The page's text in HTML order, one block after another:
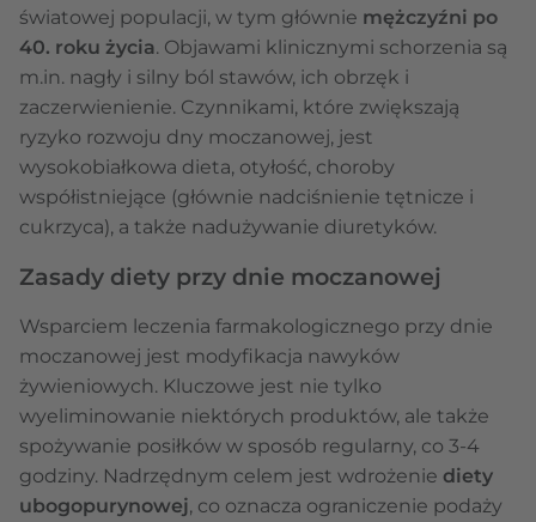
światowej populacji, w tym głównie mężczyźni po
40. roku życia. Objawami klinicznymi schorzenia są
m.in. nagły i silny ból stawów, ich obrzęk i
zaczerwienienie. Czynnikami, które zwiększają
ryzyko rozwoju dny moczanowej, jest
wysokobiałkowa dieta, otyłość, choroby
współistniejące (głównie nadciśnienie tętnicze i
cukrzyca), a także nadużywanie diuretyków.
Zasady diety przy dnie moczanowej
Wsparciem leczenia farmakologicznego przy dnie
moczanowej jest modyfikacja nawyków
żywieniowych. Kluczowe jest nie tylko
wyeliminowanie niektórych produktów, ale także
spożywanie posiłków w sposób regularny, co 3-4
godziny. Nadrzędnym celem jest wdrożenie diety
ubogopurynowej, co oznacza ograniczenie podaży